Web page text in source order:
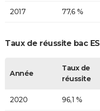
2017 77,6 %
Taux de réussite bac ES
Année
Taux de
réussite
2020 96,1 %